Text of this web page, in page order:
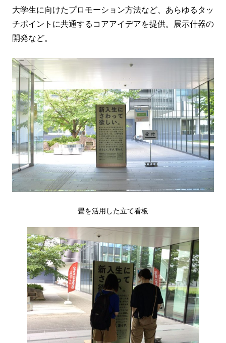
大学生に向けたプロモーション方法など、あらゆるタッ
チポイントに共通するコアアイデアを提供。展示什器の
開発など。
畳を活用した立て看板